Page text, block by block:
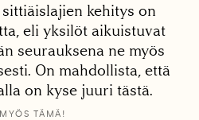
kehitys on
eli yksilöt aikuistuvat
seurauksena ne myös
On mahdollista, että
on kyse juuri tästä.
TÄMÄ!